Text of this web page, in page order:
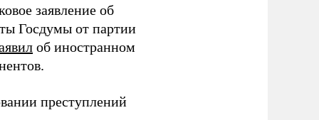
заявление об
Госдумы от партии
об иностранном
преступлений